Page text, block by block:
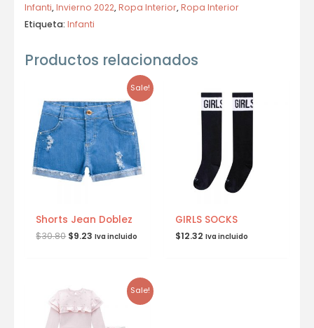
Infanti,Invierno 2022,Ropa Interior,Ropa Interior
Etiqueta: Infanti
Productos relacionados
Sale!
Shorts Jean Doblez
$30.80 $9.23 Iva incluido
GIRLS SOCKS
$12.32 Iva incluido
Sale!